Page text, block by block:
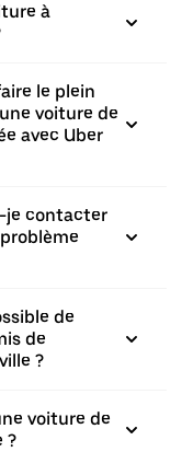
à
le plein
voiture de
avec Uber
je contacter
de
de
?
voiture de
?